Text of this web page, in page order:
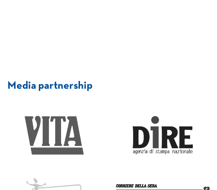
Media partnership